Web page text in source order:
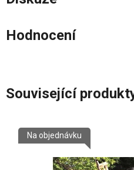
Hodnocení
Související
Na objednávku